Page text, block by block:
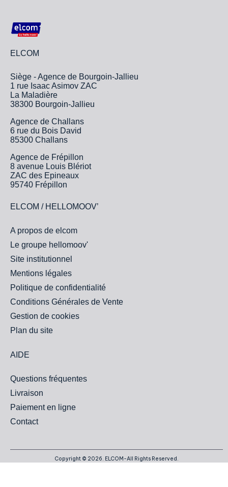
ELCOM
Siège - Agence de Bourgoin-Jallieu
1 rue Isaac Asimov ZAC
La Maladière
38300 Bourgoin-Jallieu
Agence de Challans
6 rue du Bois David
85300 Challans
Agence de Frépillon
8 avenue Louis Blériot
ZAC des Epineaux
95740 Frépillon
ELCOM / HELLOMOOV’
A propos de elcom
Le groupe hellomoov'
Site institutionnel
Mentions légales
Politique de confidentialité
Conditions Générales de Vente
Gestion de cookies
Plan du site
AIDE
Questions fréquentes
Livraison
Paiement en ligne
Contact
Copyright © 2026. ELCOM-All Rights Reserved.